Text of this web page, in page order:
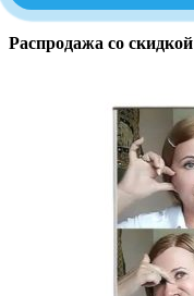
Распродажа со скидкой